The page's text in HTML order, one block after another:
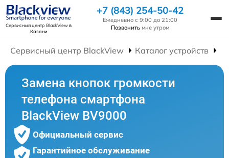
Сервисный центр BlackViewв
Казани
+7 (843) 254-50-42
Ежедневно с 9:00 до 21:00
Позвонить мне утром
Сервисный центр BlackView Каталог устройств
Замена кнопок громкости
телефона смартфона
BlackView BV9000
Официальный сервис
Гарантийное обслуживание